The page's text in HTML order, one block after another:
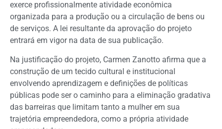
exerce profissionalmente atividade econômica
organizada para a produção ou a circulação de bens ou
de serviços. A lei resultante da aprovação do projeto
entrará em vigor na data de sua publicação.
Na justificação do projeto, Carmen Zanotto afirma que a
construção de um tecido cultural e institucional
envolvendo aprendizagem e definições de políticas
públicas pode ser o caminho para a eliminação gradativa
das barreiras que limitam tanto a mulher em sua
trajetória empreendedora, como a própria atividade